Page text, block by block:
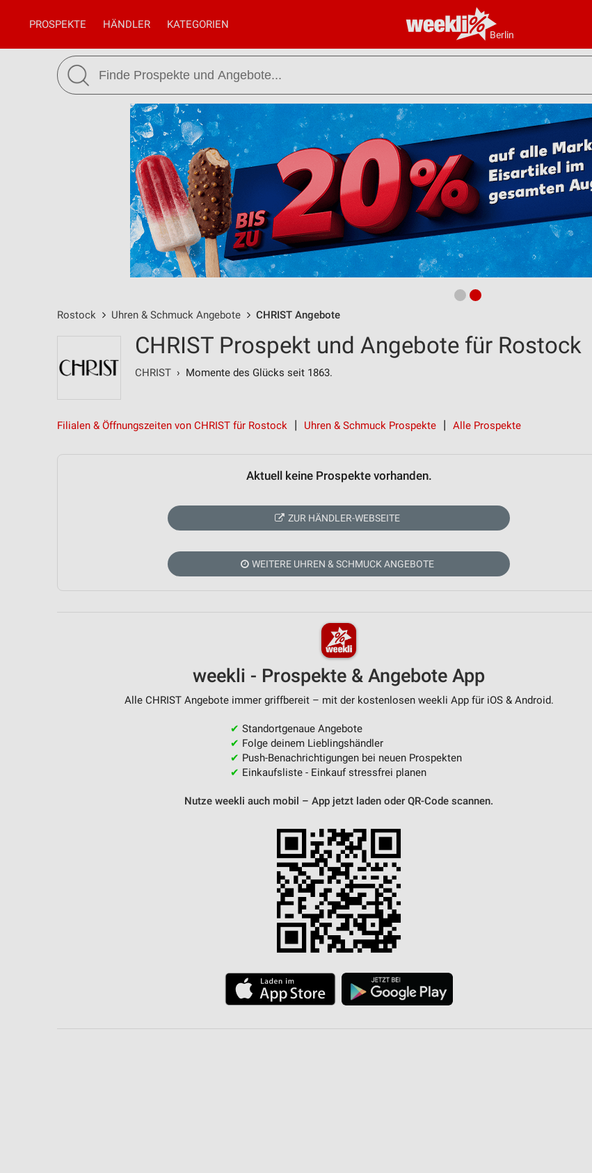
Berlin
PROSPEKTE HÄNDLER KATEGORIEN
Rostock Uhren & Schmuck Angebote CHRIST Angebote
CHRIST Prospekt und Angebote für Rostock
CHRIST › Momente des Glücks seit 1863.
Filialen & Öffnungszeiten von CHRIST für Rostock Uhren & Schmuck Prospekte Alle Prospekte
Aktuell keine Prospekte vorhanden.
ZUR HÄNDLER-WEBSEITE
WEITERE UHREN & SCHMUCK ANGEBOTE
weekli - Prospekte & Angebote App
Alle CHRIST Angebote immer griffbereit – mit der kostenlosen weekli App für iOS & Android.
✔ Standortgenaue Angebote
✔ Folge deinem Lieblingshändler
✔ Push-Benachrichtigungen bei neuen Prospekten
✔ Einkaufsliste - Einkauf stressfrei planen
Nutze weekli auch mobil – App jetzt laden oder QR-Code scannen.